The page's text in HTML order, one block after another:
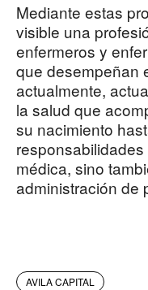
Mediante estas
visible una
enfermeros y
que desempeñan
actualmente,
la salud que
su nacimiento
médica, sino
administración de
AVILA CAPITAL